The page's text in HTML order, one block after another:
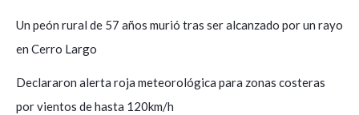
Un peón rural de 57 años murió tras ser alcanzado por un rayo
en Cerro Largo
Declararon alerta roja meteorológica para zonas costeras
por vientos de hasta 120km/h